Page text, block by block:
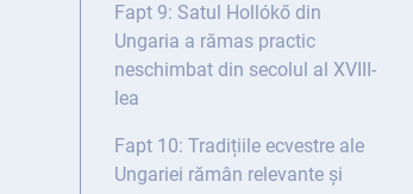
Fapt 9: Satul Hollókő din
Ungaria a rămas practic
neschimbat din secolul al XVIII-
lea
Fapt 10: Tradițiile ecvestre ale
Ungariei rămân relevante și